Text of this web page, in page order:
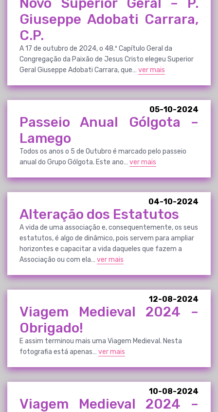
Giuseppe Adobati Carrara,
C.P.
A 17 de outubro de 2024, o 48.º Capítulo Geral da
Congregação da Paixão de Jesus Cristo elegeu Superior
Geral Giuseppe Adobati Carrara, que… ver mais
05-10-2024
Passeio Anual Gólgota –
Lamego
Todos os anos o 5 de Outubro é marcado pelo passeio
anual do Grupo Gólgota. Este ano… ver mais
04-10-2024
Alteração dos Estatutos
A vida de uma associação e, consequentemente, os seus
estatutos, é algo de dinâmico, pois servem para ampliar
horizontes e capacitar a vida daqueles que fazem a
Associação ou com ela… ver mais
12-08-2024
Viagem Medieval 2024 –
Obrigado!
E assim terminou mais uma Viagem Medieval. Nesta
fotografia está apenas… ver mais
10-08-2024
Viagem Medieval 2024 –